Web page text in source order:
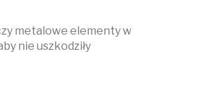
metalowe elementy w
nie uszkodziły